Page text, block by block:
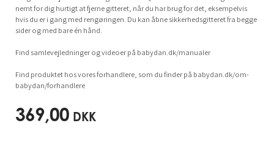
nemt for dig hurtigt at fjerne gitteret, når du har brug for det, eksempelvis
hvis du er i gang med rengøringen. Du kan åbne sikkerhedsgitteret fra begge
sider og med bare én hånd.
Find samlevejledninger og videoer på babydan.dk/manualer
Find produktet hos vores forhandlere, som du finder på babydan.dk/om-
babydan/forhandlere
369,00 DKK